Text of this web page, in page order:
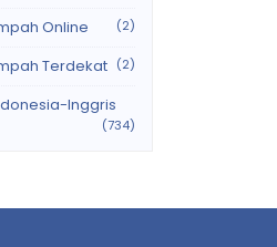
Online (2)
Terdekat (2)
Inggris
(734)